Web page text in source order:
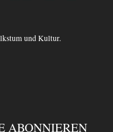
und Kultur.
ABONNIEREN